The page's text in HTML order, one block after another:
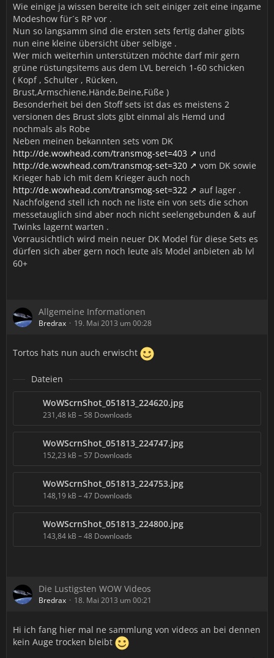
Wie einige ja wissen bereite ich seit einiger zeit eine ingame
Modeshow für´s RP vor .
Nun so langsamm sind die ersten sets fertig daher gibts
nun eine kleine übersicht über selbige .
Wer mich weiterhin unterstützen möchte darf mir gern
grüne rüstungsitems aus dem LVL bereich 1-60 schicken
( Kopf , Schulter , Rücken,
Brust,Armschiene,Hände,Beine,Füße )
Besonderheit bei den Stoff sets ist das es meistens 2
versionen des Brust slots gibt einmal als Hemd und
nochmals als Robe
Neben meinen bekannten sets vom DK
http://de.wowhead.com/transmog-set=403
und
http://de.wowhead.com/transmog-set=320
vom DK sowie
Krieger hab ich mit dem Krieger auch noch
http://de.wowhead.com/transmog-set=322
auf lager .
Nachfolgend stell ich noch ne liste ein von sets die schon
messetauglich sind aber noch nicht seelengebunden & auf
Twinks lagernt warten .
Vorrausichtlich wird mein neuer DK Model für diese Sets es
dürfen sich aber gern noch leute als Model anbieten ab lvl
60+
Allgemeine Informationen
Bredrax 19. Mai 2013 um 00:28
Tortos hats nun auch erwischt
Dateien
WoWScrnShot_051813_224620.jpg
231,48 kB – 58 Downloads
WoWScrnShot_051813_224747.jpg
152,23 kB – 57 Downloads
WoWScrnShot_051813_224753.jpg
148,19 kB – 47 Downloads
WoWScrnShot_051813_224800.jpg
143,84 kB – 48 Downloads
Die Lustigsten WOW Videos
Bredrax 18. Mai 2013 um 00:21
Hi ich fang hier mal ne sammlung von videos an bei dennen
kein Auge trocken bleibt